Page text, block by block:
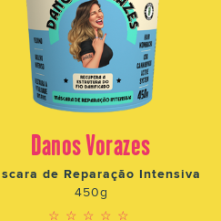
Danos Vorazes
de Reparação Intensiva
450g
☆☆☆☆☆